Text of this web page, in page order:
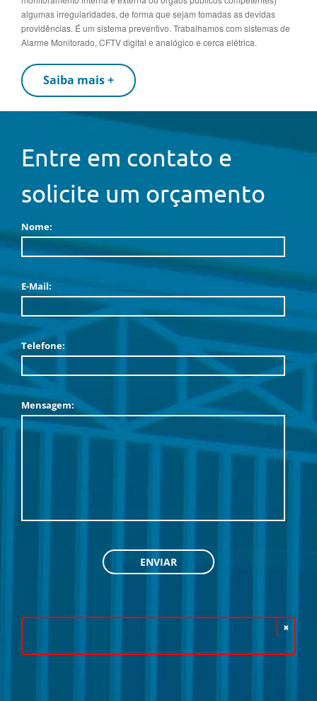
algumas irregularidades, de forma que sejam tomadas as devidas
providências. É um sistema preventivo. Trabalhamos com sistemas de
Alarme Monitorado, CFTV digital e analógico e cerca elétrica.
Saiba mais +
Entre em contato e
solicite um orçamento
Nome:
E-Mail:
Telefone:
Mensagem:
×